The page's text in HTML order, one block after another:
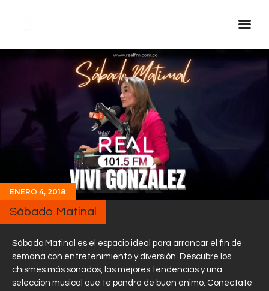
Inicio Real FM
Streaming
En Vivo
Descarga La APP
Programas
Noticias
Equipo
Sobre Nosotros
Contactos
ENERO 4, 2018
Sábado Matinal
Sábado Matinal es el espacio ideal para arrancar el fin de
semana con entretenimiento y diversión. Descubre los
chismes más sonados, las mejores tendencias y una
selección musical que te pondrá de buen ánimo. Conéctate